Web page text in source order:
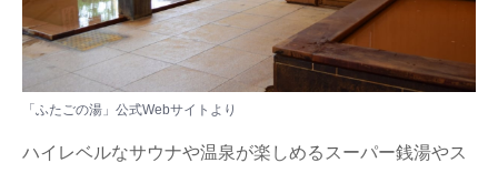
「ふたごの湯」公式Webサイトより
ハイレベルなサウナや温泉が楽しめるスーパー銭湯やス